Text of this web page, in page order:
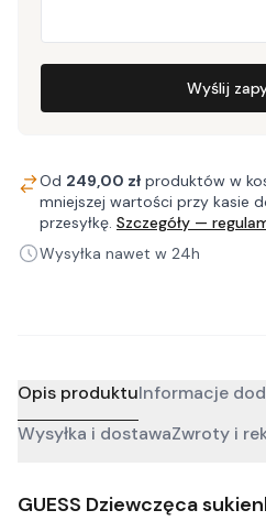
Wyślij
Od 249,00 zł produktów w
mniejszej wartości przy kasie
przesyłkę. Szczegóły —
Wysyłka nawet w 24h
Opis produktuInformacje
Wysyłka i dostawaZwroty i
GUESS Dziewczęca